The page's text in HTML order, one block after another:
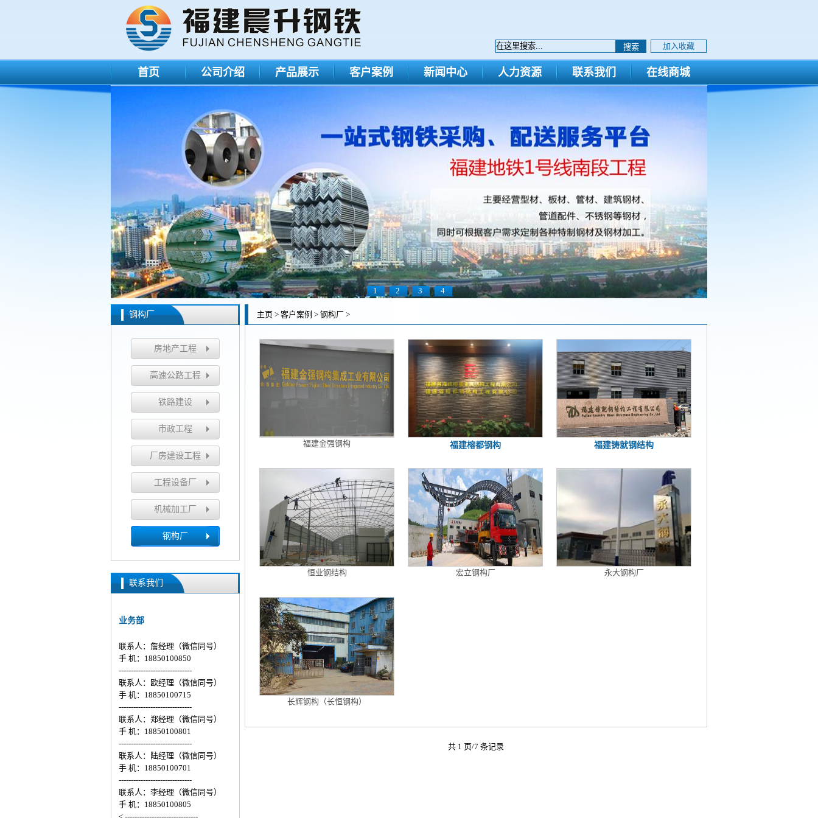
加入收藏
首页 公司介绍 产品展示 客户案例 新闻中心 人力资源 联系我们 在线商城
1 2 3 4
钢构厂
房地产工程
高速公路工程
铁路建设
市政工程
厂房建设工程
工程设备厂
机械加工厂
钢构厂
联系我们
业务部
联系人：詹经理（微信同号）
手 机：18850100850
------------------------------
联系人：欧经理（微信同号）
手 机：18850100715
------------------------------
联系人：郑经理（微信同号）
手 机：18850100801
------------------------------
联系人：陆经理（微信同号）
手 机：18850100701
------------------------------
联系人：李经理（微信同号）
手 机：18850100805
主页 > 客户案例 > 钢构厂 >
福建金强钢构 福建榕都钢构 福建铸就钢结构
恒业钢结构 宏立钢构厂 永大钢构厂
长辉钢构（长恒钢构）
共 1 页/7 条记录